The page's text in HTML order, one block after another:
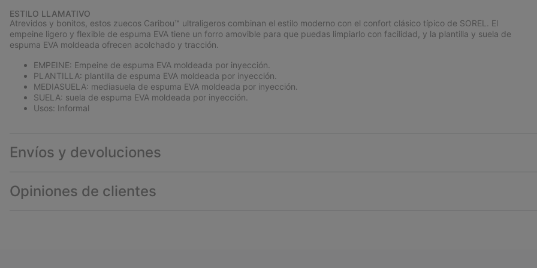
ESTILO LLAMATIVO
Atrevidos y bonitos, estos zuecos Caribou™ ultraligeros combinan el estilo moderno con el confort clásico típico de SOREL. El
empeine ligero y flexible de espuma EVA tiene un forro amovible para que puedas limpiarlo con facilidad, y la plantilla y suela de
espuma EVA moldeada ofrecen acolchado y tracción.
EMPEINE: Empeine de espuma EVA moldeada por inyección.
PLANTILLA: plantilla de espuma EVA moldeada por inyección.
MEDIASUELA: mediasuela de espuma EVA moldeada por inyección.
SUELA: suela de espuma EVA moldeada por inyección.
Usos: Informal
Envíos y devoluciones
Opiniones de clientes